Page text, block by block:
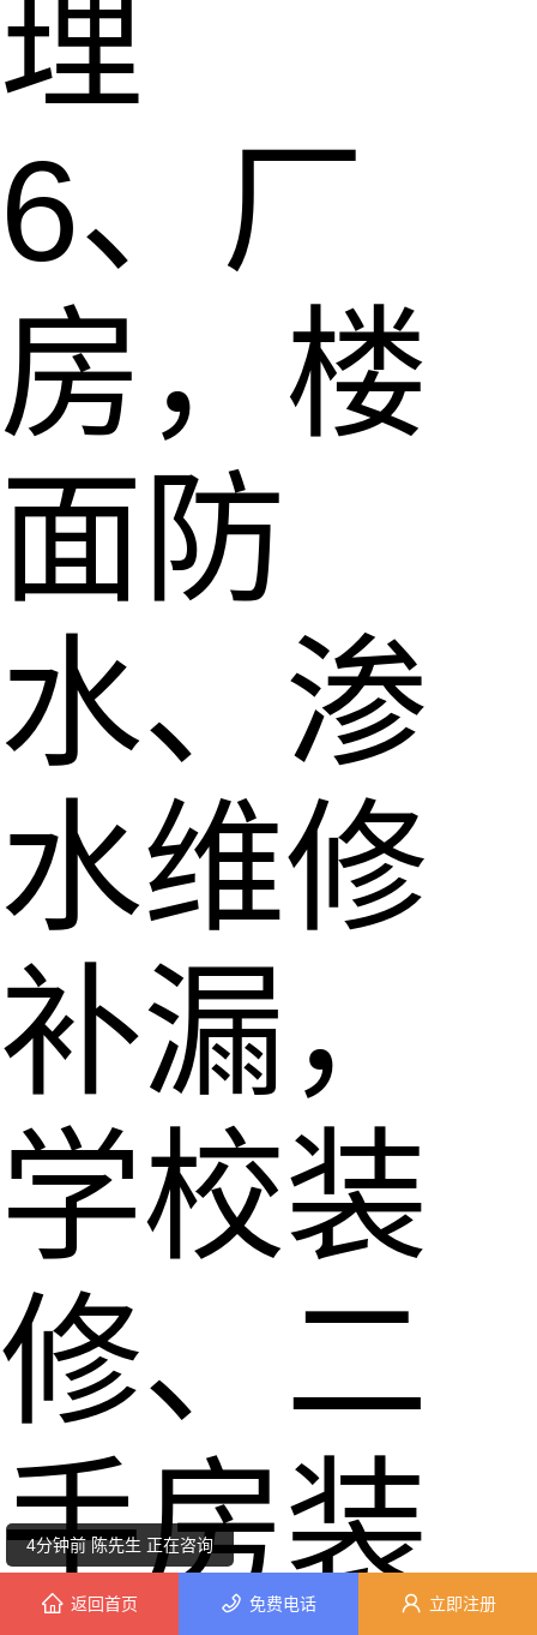
1分钟前 马小姐 正在咨询
3分钟前 苏女士 正在咨询
4分钟前 陈先生 正在咨询
10分钟前 林女士 正在咨询
1分钟前 吴小姐 正在咨询
返回首页 免费电话 立即注册
理
6、厂
房，楼
面防
水、渗
水维修
补漏，
学校装
修、二
手房装